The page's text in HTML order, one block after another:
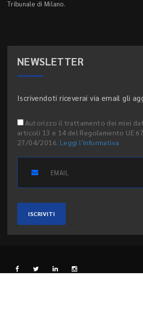
Tribunale di Milano.
NEWSLETTER
Iscrivendoti riceverai via email gli
Autorizzo il trattamento dei miei
articoli 13 e 14 del Regolamento UE
27/04/2016. Leggi l'informativa
ISCRIVITI